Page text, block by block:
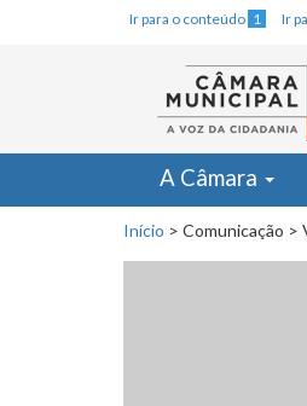
Ir para o conteúdo 1 Ir
A Câmara
Início > Comunicação >